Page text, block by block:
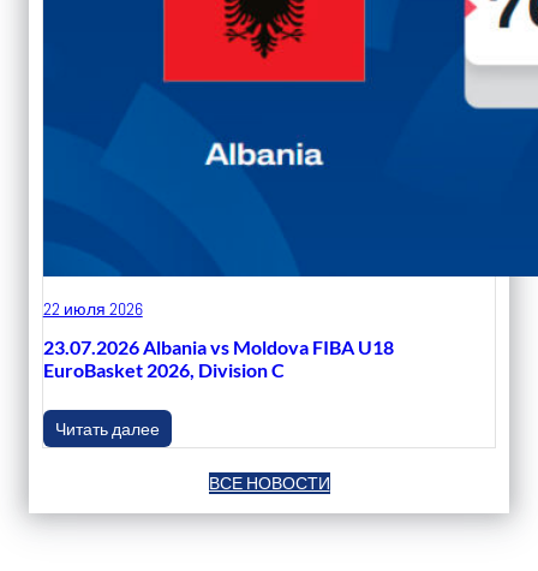
22 июля 2026
23.07.2026 Albania vs Moldova FIBA U18
EuroBasket 2026, Division C
Читать далее
ВСЕ НОВОСТИ